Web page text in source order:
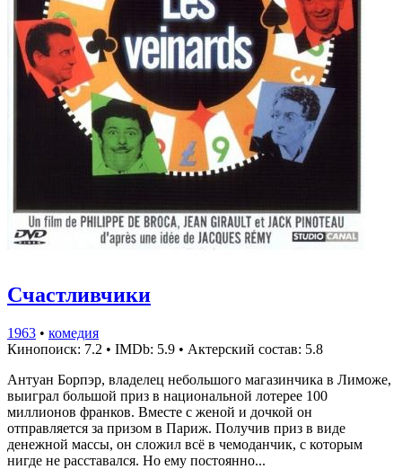
Счастливчики
1963 • комедия
Кинопоиск: 7.2 • IMDb: 5.9 • Актерский состав: 5.8
Антуан Борпэр, владелец небольшого магазинчика в Лиможе,
выиграл большой приз в национальной лотерее 100
миллионов франков. Вместе с женой и дочкой он
отправляется за призом в Париж. Получив приз в виде
денежной массы, он сложил всё в чемоданчик, с которым
нигде не расставался. Но ему постоянно...